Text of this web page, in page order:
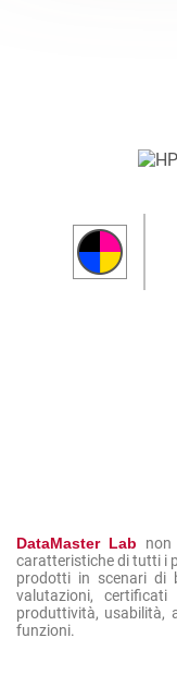
DataMaster Lab
caratteristiche di tutti i
prodotti in scenari di
valutazioni, certificati
produttività, usabilità,
funzioni.